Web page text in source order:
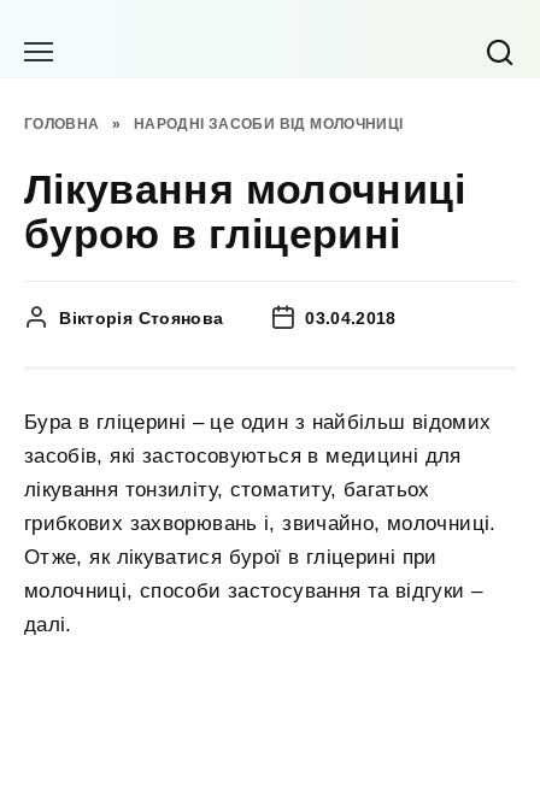
ГОЛОВНА » НАРОДНІ ЗАСОБИ ВІД МОЛОЧНИЦІ
Лікування молочниці
бурою в гліцерині
Вікторія Стоянова 03.04.2018
Бура в гліцерині – це один з найбільш відомих
засобів, які застосовуються в медицині для
лікування тонзиліту, стоматиту, багатьох
грибкових захворювань і, звичайно, молочниці.
Отже, як лікуватися бурої в гліцерині при
молочниці, способи застосування та відгуки –
далі.